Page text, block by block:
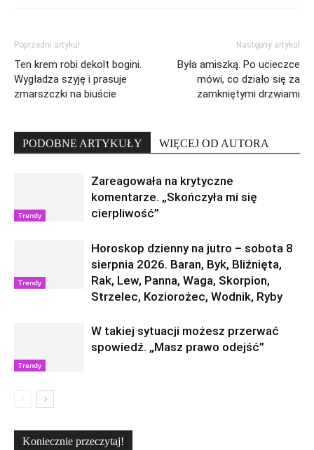
Poprzedni artykuł
Ten krem robi dekolt bogini.
Wygładza szyję i prasuje
zmarszczki na biuście
Następny artykuł
Była amiszką. Po ucieczce
mówi, co działo się za
zamkniętymi drzwiami
PODOBNE ARTYKUŁY WIĘCEJ OD AUTORA
Trendy
Zareagowała na krytyczne
komentarze. „Skończyła mi się
cierpliwość”
Trendy
Horoskop dzienny na jutro – sobota 8
sierpnia 2026. Baran, Byk, Bliźnięta,
Rak, Lew, Panna, Waga, Skorpion,
Strzelec, Koziorożec, Wodnik, Ryby
Trendy
W takiej sytuacji możesz przerwać
spowiedź. „Masz prawo odejść”
Koniecznie przeczytaj!